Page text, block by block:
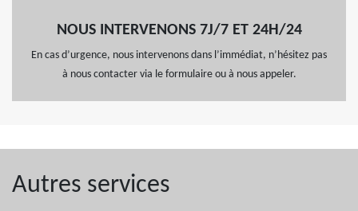
NOUS INTERVENONS 7J/7 ET 24H/24
En cas d’urgence, nous intervenons dans l’immédiat, n’hésitez pas
à nous contacter via le formulaire ou à nous appeler.
Autres services